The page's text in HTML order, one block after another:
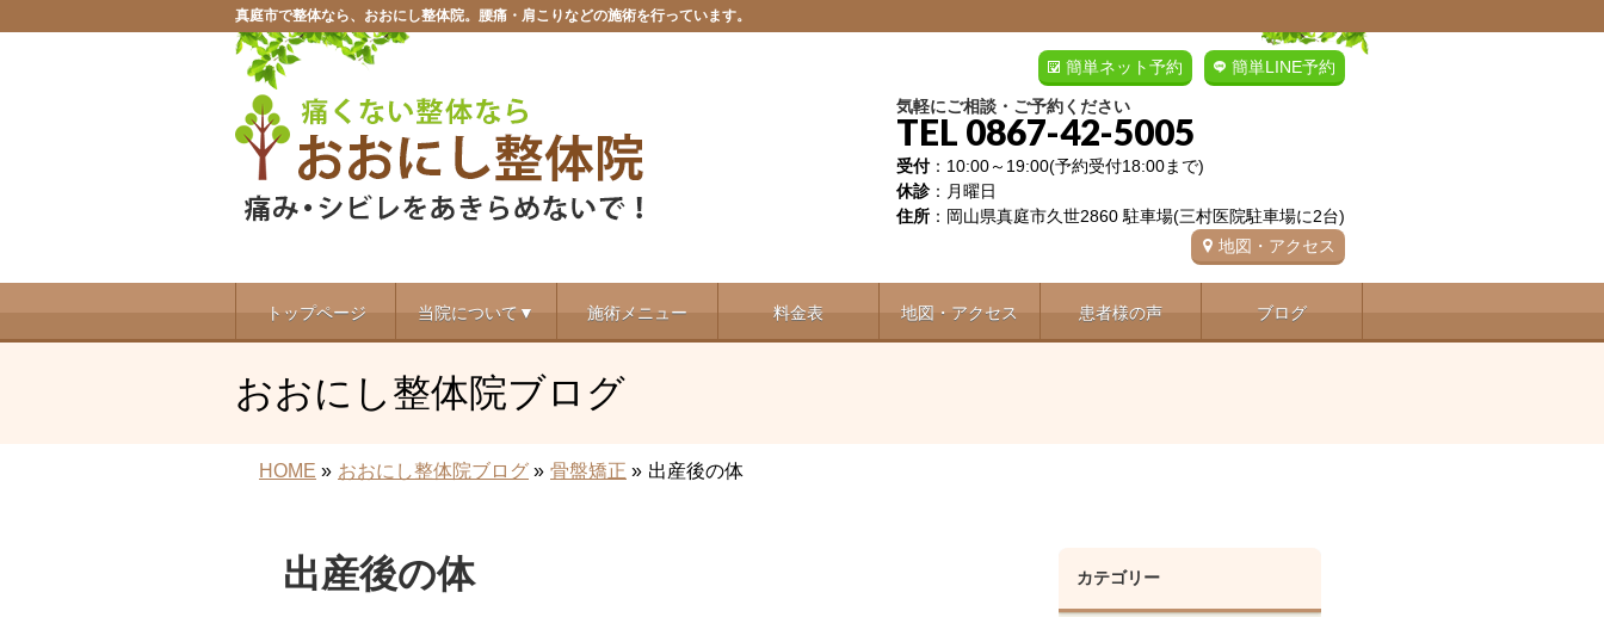
真庭市で整体なら、おおにし整体院。腰痛・肩こりなどの施術を行っています。
簡単LINE予約
簡単ネット予約
気軽にご相談・ご予約ください
TEL 0867-42-5005
受付：10:00～19:00(予約受付18:00まで)
休診：月曜日
住所 ：岡山県真庭市久世2860 駐車場(三村医院駐車場に2台)
地図・アクセス
トップページ 当院について▼ 施術メニュー 料金表 地図・アクセス 患者様の声 ブログ
おおにし整体院ブログ
HOME » おおにし整体院ブログ » 骨盤矯正 » 出産後の体
出産後の体 カテゴリー